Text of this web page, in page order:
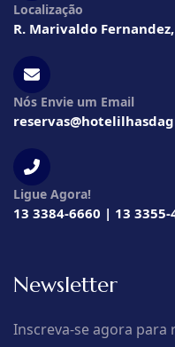
Localização
R. Marivaldo
Nós Envie um Email
Ligue Agora!
13 3384-6660 | 13 3355-
Newsletter
Inscreva-se agora para